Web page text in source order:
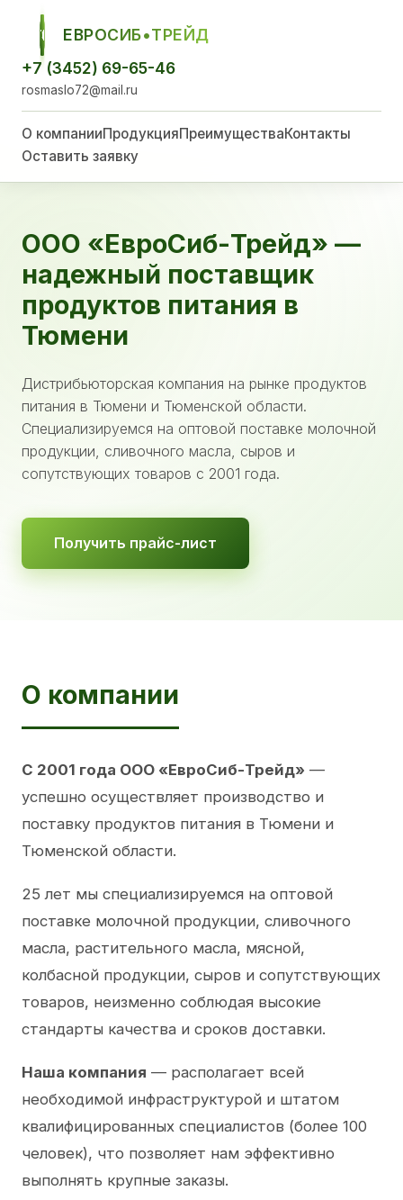
ЕСТ
ЕВРОСИБ•ТРЕЙД
+7 (3452) 69-65-46
rosmaslo72@mail.ru
О компанииПродукцияПреимуществаКонтакты
Оставить заявку
ООО «ЕвроСиб-Трейд» —
надежный поставщик
продуктов питания в
Тюмени
Дистрибьюторская компания на рынке продуктов
питания в Тюмени и Тюменской области.
Специализируемся на оптовой поставке молочной
продукции, сливочного масла, сыров и
сопутствующих товаров с 2001 года.
Получить прайс-лист
О компании
С 2001 года ООО «ЕвроСиб-Трейд» —
успешно осуществляет производство и
поставку продуктов питания в Тюмени и
Тюменской области.
25 лет мы специализируемся на оптовой
поставке молочной продукции, сливочного
масла, растительного масла, мясной,
колбасной продукции, сыров и сопутствующих
товаров, неизменно соблюдая высокие
стандарты качества и сроков доставки.
Наша компания — располагает всей
необходимой инфраструктурой и штатом
квалифицированных специалистов (более 100
человек), что позволяет нам эффективно
выполнять крупные заказы.